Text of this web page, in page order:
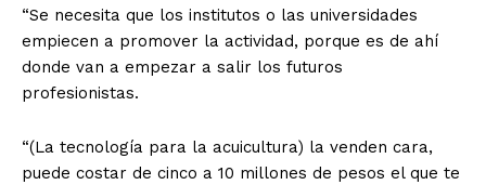
“Se necesita que los institutos o las universidades
empiecen a promover la actividad, porque es de ahí
donde van a empezar a salir los futuros
profesionistas.
“(La tecnología para la acuicultura) la venden cara,
puede costar de cinco a 10 millones de pesos el que te